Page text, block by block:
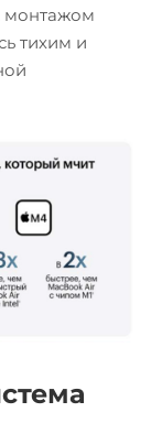
монтажом
тихим и